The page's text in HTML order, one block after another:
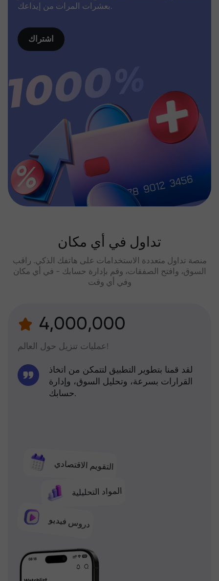
بعشرات المرات من إيداعك.
اشتراك
تداول في أي مكان
منصة تداول متعددة الاستخدامات على هاتفك الذكي. راقب
السوق، وافتح الصفقات، وقم بإدارة حسابك - في أي مكان
وفي أي وقت
4,000,000
عمليات تنزيل حول العالم!
التقويم الاقتصادي
المواد التحليلية
دروس فيديو
لقد قمنا بتطوير التطبيق لتتمكن من اتخاذ
القرارات بسرعة، وتحليل السوق، وإدارة
حسابك.